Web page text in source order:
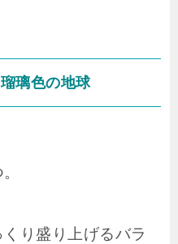
璃色の地球
り盛り上げるバラ